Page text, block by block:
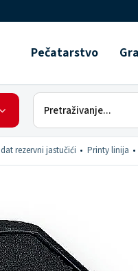
Pečatarstvo
rezervni jastučići Printy linija